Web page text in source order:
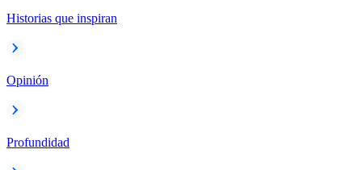
Historias que inspiran
Opinión
Profundidad